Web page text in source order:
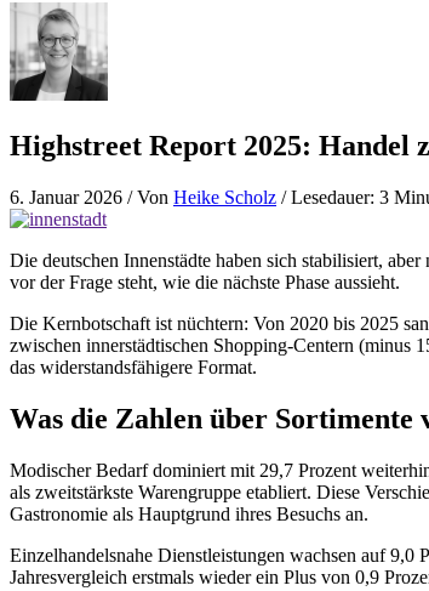
Highstreet Report 2025: Handel
6. Januar 2026 / Von Heike Scholz / Lesedauer: 3
Die deutschen Innenstädte haben sich stabilisiert,
vor der Frage steht, wie die nächste Phase aussieht.
Die Kernbotschaft ist nüchtern: Von 2020 bis 2025
zwischen innerstädtischen Shopping-Centern (minus
das widerstandsfähigere Format.
Was die Zahlen über Sortimente
Modischer Bedarf dominiert mit 29,7 Prozent
als zweitstärkste Warengruppe etabliert. Diese
Gastronomie als Hauptgrund ihres Besuchs an.
Einzelhandelsnahe Dienstleistungen wachsen auf
Jahresvergleich erstmals wieder ein Plus von 0,9